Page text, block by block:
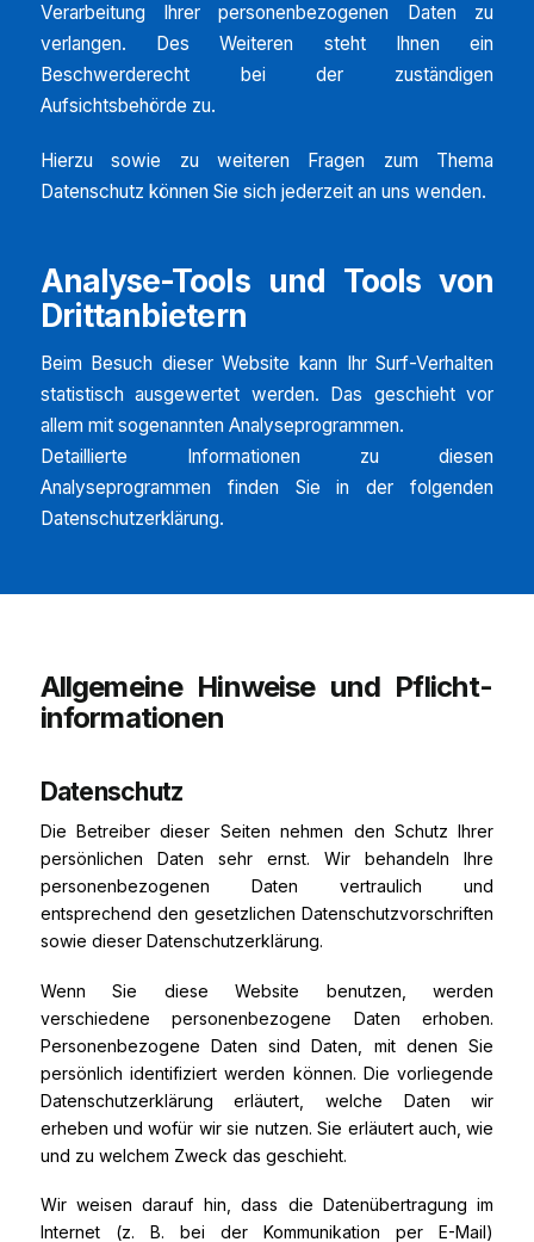
Verarbeitung Ihrer personenbezogenen Daten zu
verlangen. Des Weiteren steht Ihnen ein
Beschwerderecht bei der zuständigen
Aufsichtsbehörde zu.
Hierzu sowie zu weiteren Fragen zum Thema
Datenschutz können Sie sich jederzeit an uns wenden.
Analyse-Tools und Tools von
Dritt­anbietern
Beim Besuch dieser Website kann Ihr Surf-Verhalten
statistisch ausgewertet werden. Das geschieht vor
allem mit sogenannten Analyseprogrammen.
Detaillierte Informationen zu diesen
Analyseprogrammen finden Sie in der folgenden
Datenschutzerklärung.
Allgemeine Hinweise und Pflicht­
informationen
Datenschutz
Die Betreiber dieser Seiten nehmen den Schutz Ihrer
persönlichen Daten sehr ernst. Wir behandeln Ihre
personenbezogenen Daten vertraulich und
entsprechend den gesetzlichen Datenschutzvorschriften
sowie dieser Datenschutzerklärung.
Wenn Sie diese Website benutzen, werden
verschiedene personenbezogene Daten erhoben.
Personenbezogene Daten sind Daten, mit denen Sie
persönlich identifiziert werden können. Die vorliegende
Datenschutzerklärung erläutert, welche Daten wir
erheben und wofür wir sie nutzen. Sie erläutert auch, wie
und zu welchem Zweck das geschieht.
Wir weisen darauf hin, dass die Datenübertragung im
Internet (z. B. bei der Kommunikation per E-Mail)